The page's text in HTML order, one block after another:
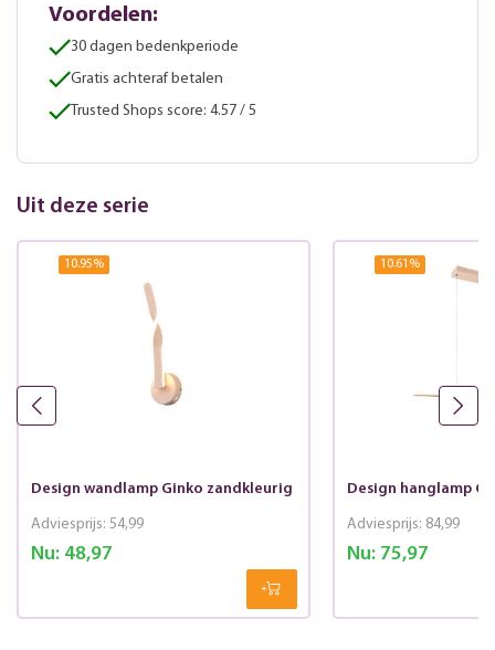
Voordelen:
30 dagen bedenkperiode
Gratis achteraf betalen
Trusted Shops score: 4.57 / 5
Uit deze serie
10.95%
Design wandlamp Ginko zandkleurig
Nu:48,97
Adviesprijs: 54,99
10.61 %
Design hanglamp
Nu:75,97
Adviesprijs: 84,99